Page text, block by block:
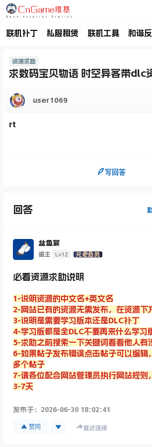
联机补丁 私服租赁 联机工具 和谐
资源求助
求数码宝贝物语 时空异客带dlc
user1069
rt
写回答
回答
盆鱼宴
道主 Lv12 元老会员
必看资源求助说明
1-说明资源的中文名+英文名
2-网站已有的资源无需发布，在资源下
3-说明是需要学习版本还是DLC补丁
4-学习版都是全DLC不要再来什么学习
5-求助之前搜索一下关键词看看他人有
6-如果帖子发布错误点击帖子可以编辑
多个帖子
7-请各位配合网站管理员执行网站规则
3-7天
发布于： 2026-06-30 18:02:41
赞同 直达连接